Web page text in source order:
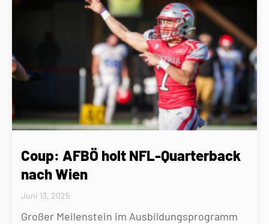
Coup: AFBÖ holt NFL-Quarterback
nach Wien
Juni 13, 2025
Großer Meilenstein im Ausbildungsprogramm